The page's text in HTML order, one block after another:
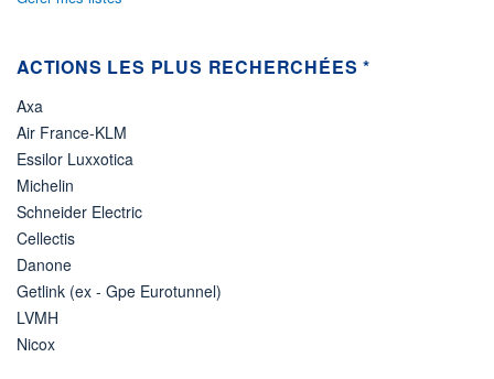
ACTIONS LES PLUS RECHERCHÉES *
Axa
Air France-KLM
Essilor Luxxotica
Michelin
Schneider Electric
Cellectis
Danone
Getlink (ex - Gpe Eurotunnel)
LVMH
Nicox